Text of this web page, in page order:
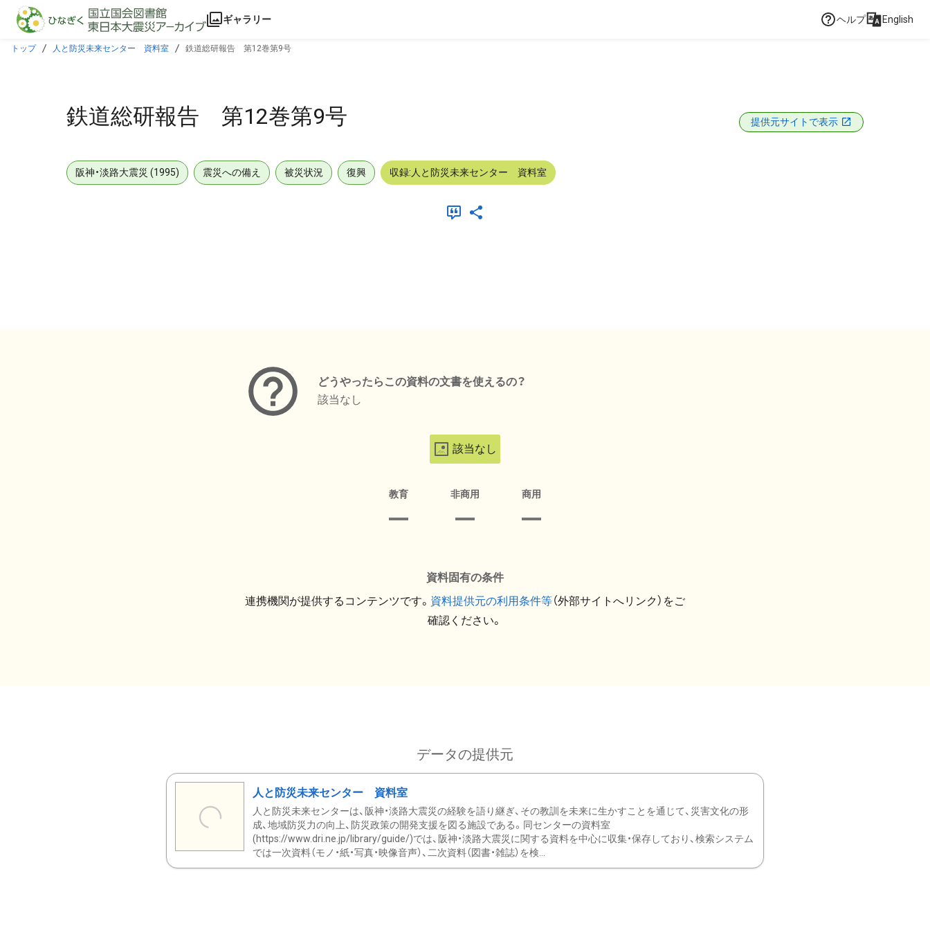
本文に飛ぶ
ギャラリー ヘルプ English
トップ 人と防災未来センター 資料室 鉄道総研報告 第12巻第9号
鉄道総研報告 第12巻第9号 提供元サイトで表示
阪神・淡路大震災 (1995) 震災への備え 被災状況 復興 収録:人と防災未来センター 資料室
どうやったらこの資料の文書を使えるの？
該当なし
該当なし
教育 非商用 商用
資料固有の条件
連携機関が提供するコンテンツです。 資料提供元の利用条件等（外部サイトへリンク）をご
確認ください。
データの提供元
人と防災未来センター 資料室
人と防災未来センターは、阪神・淡路大震災の経験を語り継ぎ、その教訓を未来に生かすことを通じて、災害文化の形
成、地域防災力の向上、防災政策の開発支援を図る施設である。同センターの資料室
(https://www.dri.ne.jp/library/guide/)では、阪神・淡路大震災に関する資料を中心に収集・保存しており、検索システム
では一次資料（モノ・紙・写真・映像音声）、二次資料（図書・雑誌）を検...